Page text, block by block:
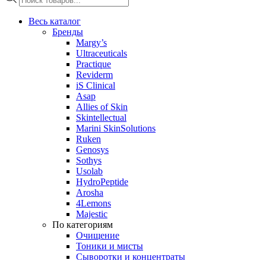
товаров
Весь каталог
Бренды
Margy’s
Ultraceuticals
Practique
Reviderm
iS Clinical
Asap
Allies of Skin
Skintellectual
Marini SkinSolutions
Ruken
Genosys
Sothys
Usolab
HydroPeptide
Arosha
4Lemons
Majestic
По категориям
Очищение
Тоники и мисты
Сыворотки и концентраты